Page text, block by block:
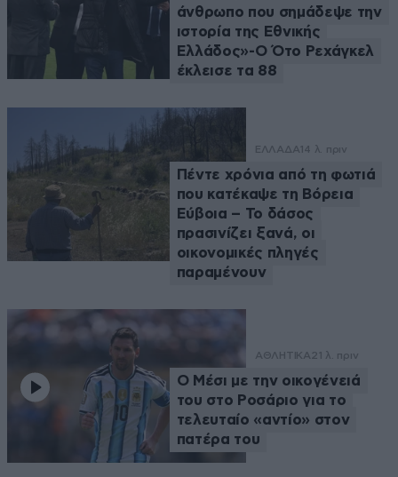
άνθρωπο που σημάδεψε την
ιστορία της Εθνικής
Ελλάδος»-Ο Ότο Ρεχάγκελ
έκλεισε τα 88
ΕΛΛΑΔΑ 14 λ. πριν
Πέντε χρόνια από τη φωτιά
που κατέκαψε τη Βόρεια
Εύβοια – Το δάσος
πρασινίζει ξανά, οι
οικονομικές πληγές
παραμένουν
ΑΘΛΗΤΙΚΑ21 λ. πριν
Ο Μέσι με την οικογένειά
του στο Ροσάριο για το
τελευταίο «αντίο» στον
πατέρα του